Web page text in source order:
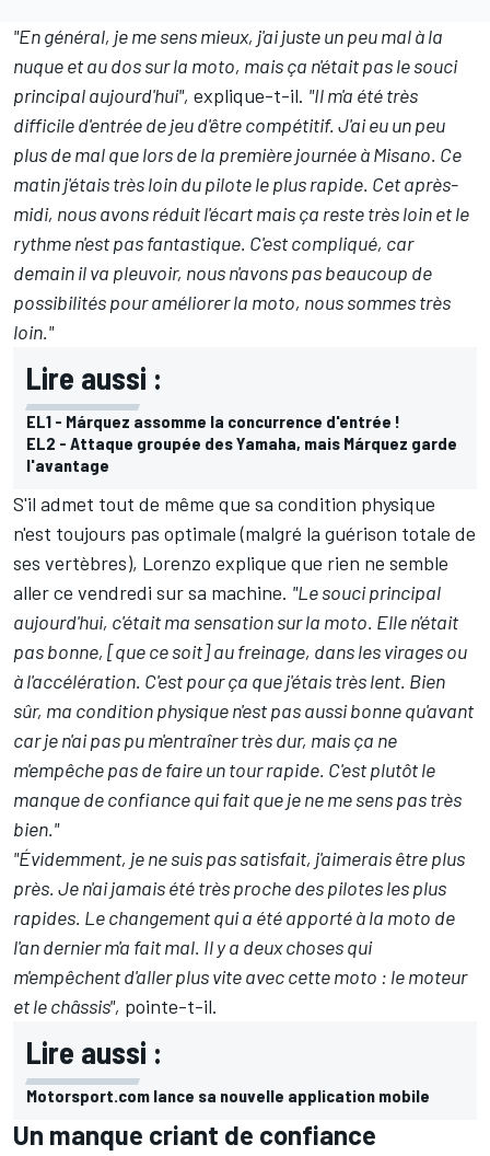
"En général, je me sens mieux, j'ai juste un peu mal à la
nuque et au dos sur la moto, mais ça n'était pas le souci
principal aujourd'hui", explique-t-il. "Il m'a été très
difficile d'entrée de jeu d'être compétitif. J'ai eu un peu
plus de mal que lors de la première journée à Misano. Ce
matin j'étais très loin du pilote le plus rapide. Cet après-
midi, nous avons réduit l'écart mais ça reste très loin et le
rythme n'est pas fantastique. C'est compliqué, car
demain il va pleuvoir, nous n'avons pas beaucoup de
possibilités pour améliorer la moto, nous sommes très
loin."
Lire aussi :
EL1 - Márquez assomme la concurrence d'entrée !
EL2 - Attaque groupée des Yamaha, mais Márquez garde
l'avantage
S'il admet tout de même que sa condition physique
n'est toujours pas optimale (malgré la guérison totale de
ses vertèbres), Lorenzo explique que rien ne semble
aller ce vendredi sur sa machine. "Le souci principal
aujourd'hui, c'était ma sensation sur la moto. Elle n'était
pas bonne, [que ce soit] au freinage, dans les virages ou
à l'accélération. C'est pour ça que j'étais très lent. Bien
sûr, ma condition physique n'est pas aussi bonne qu'avant
car je n'ai pas pu m'entraîner très dur, mais ça ne
m'empêche pas de faire un tour rapide. C'est plutôt le
manque de confiance qui fait que je ne me sens pas très
bien."
"Évidemment, je ne suis pas satisfait, j'aimerais être plus
près. Je n'ai jamais été très proche des pilotes les plus
rapides. Le changement qui a été apporté à la moto de
l'an dernier m'a fait mal. Il y a deux choses qui
m'empêchent d'aller plus vite avec cette moto : le moteur
et le châssis", pointe-t-il.
Lire aussi :
Motorsport.com lance sa nouvelle application mobile
Un manque criant de confiance